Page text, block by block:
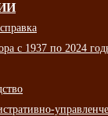
с 1937 по 2024